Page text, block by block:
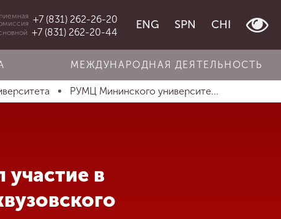
+7 (831) 262-26-20
+7 (831) 262-20-44
ENG SPN CHI
МЕЖДУНАРОДНАЯ ДЕЯТЕЛЬНОСТЬ
РУМЦ Мининского университе...
в